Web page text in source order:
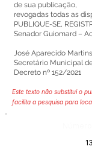
de sua publicação,
revogadas todas as
PUBLIQUE-SE,
Senador Guiomard –
José Aparecido Martins
Secretário Municipal
Decreto nº 152/2021
Este texto não substitui o
facilita a pesquisa para